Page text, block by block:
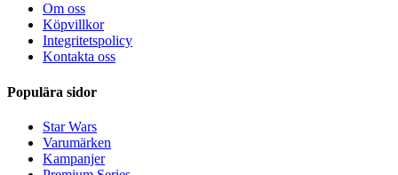
Om oss
Köpvillkor
Integritetspolicy
Kontakta oss
Populära sidor
Star Wars
Varumärken
Kampanjer